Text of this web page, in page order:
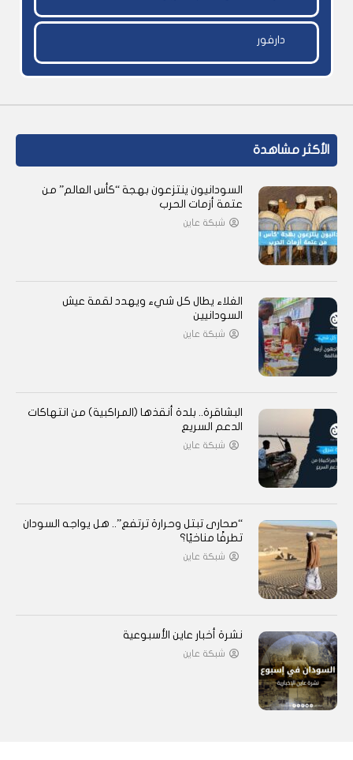
دارفور
الأكثر مشاهدة
السودانيون ينتزعون بهجة “كأس العالم” من
عتمة أزمات الحرب
شبكة عاين
الغلاء يطال كل شيء ويهدد لقمة عيش
السودانيين
شبكة عاين
البشاقرة.. بلدة أنقذها (المراكبية) من انتهاكات
الدعم السريع
شبكة عاين
“صحارى تبتل وحرارة ترتفع”.. هل يواجه السودان
تطرفًا مناخيًا؟
شبكة عاين
نشرة أخبار عاين الأسبوعية
شبكة عاين